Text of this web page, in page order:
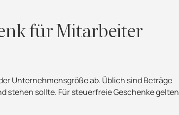
für Mitarbeiter
Unternehmensgröße ab. Üblich sind Beträge
stehen sollte. Für steuerfreie Geschenke gelten